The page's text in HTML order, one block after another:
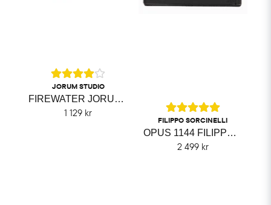
JORUM STUDIO
FIREWATER JORUM STUDIO
1 129 kr
FILIPPO SORCINELLI
OPUS 1144 FILIPPO SORCINELLI
2 499 kr